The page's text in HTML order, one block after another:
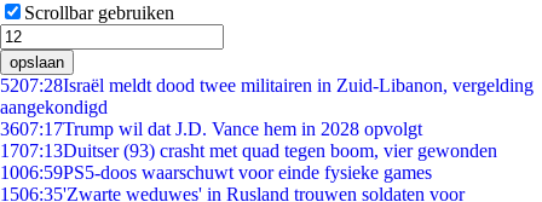
Scrollbar gebruiken
opslaan
5207:28Israël meldt dood twee militairen in Zuid-Libanon, vergelding
aangekondigd
3607:17Trump wil dat J.D. Vance hem in 2028 opvolgt
1707:13Duitser (93) crasht met quad tegen boom, vier gewonden
1006:59PS5-doos waarschuwt voor einde fysieke games
1506:35'Zwarte weduwes' in Rusland trouwen soldaten voor